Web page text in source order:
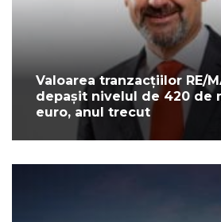
Valoarea tranzacțiilor RE/
depașit nivelul de 420 de
euro, anul trecut